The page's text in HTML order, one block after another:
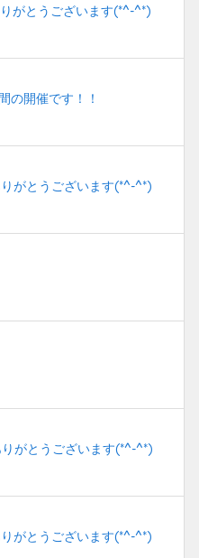
がとうございます(*^-^*)
の開催です！！
がとうございます(*^-^*)
がとうございます(*^-^*)
がとうございます(*^-^*)